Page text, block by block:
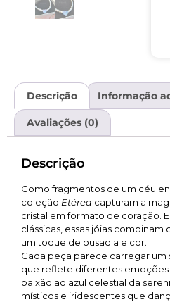
Descrição Informação
Avaliações (0)
Descrição
Como fragmentos de um céu
coleção Etérea capturam a
cristal em formato de coração.
clássicas, essas jóias
um toque de ousadia e cor.
Cada peça parece carregar um
que reflete diferentes
paixão ao azul celestial da
místicos e iridescentes que